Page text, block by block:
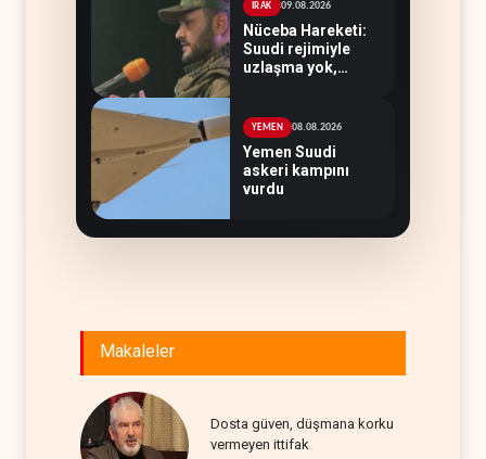
IRAK 09.08.2026
Nüceba Hareketi:
Suudi rejimiyle
uzlaşma yok,
YEMEN 08.08.2026
Yemen Suudi
askeri kampını
vurdu
Makaleler
Dosta güven, düşmana korku
vermeyen ittifak